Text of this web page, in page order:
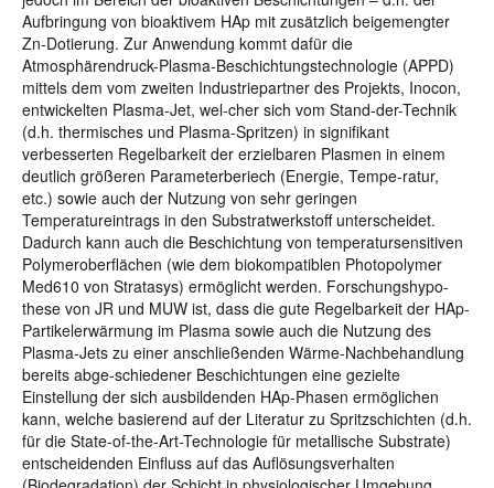
Aufbringung von bioaktivem HAp mit zusätzlich beigemengter
Zn-Dotierung. Zur Anwendung kommt dafür die
Atmosphärendruck-Plasma-Beschichtungstechnologie (APPD)
mittels dem vom zweiten Industriepartner des Projekts, Inocon,
entwickelten Plasma-Jet, wel-cher sich vom Stand-der-Technik
(d.h. thermisches und Plasma-Spritzen) in signifikant
verbesserten Regelbarkeit der erzielbaren Plasmen in einem
deutlich größeren Parameterberiech (Energie, Tempe-ratur,
etc.) sowie auch der Nutzung von sehr geringen
Temperatureintrags in den Substratwerkstoff unterscheidet.
Dadurch kann auch die Beschichtung von temperatursensitiven
Polymeroberflächen (wie dem biokompatiblen Photopolymer
Med610 von Stratasys) ermöglicht werden. Forschungshypo-
these von JR und MUW ist, dass die gute Regelbarkeit der HAp-
Partikelerwärmung im Plasma sowie auch die Nutzung des
Plasma-Jets zu einer anschließenden Wärme-Nachbehandlung
bereits abge-schiedener Beschichtungen eine gezielte
Einstellung der sich ausbildenden HAp-Phasen ermöglichen
kann, welche basierend auf der Literatur zu Spritzschichten (d.h.
für die State-of-the-Art-Technologie für metallische Substrate)
entscheidenden Einfluss auf das Auflösungsverhalten